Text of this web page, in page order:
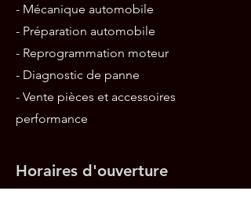
- Mécanique automobile
- Préparation automobile
- Reprogrammation moteur
- Diagnostic de panne
- Vente pièces et accessoires
performance
Horaires d'ouverture